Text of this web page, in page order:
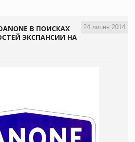
24 липня 2014
В ПОИСКАХ
ЭКСПАНСИИ НА